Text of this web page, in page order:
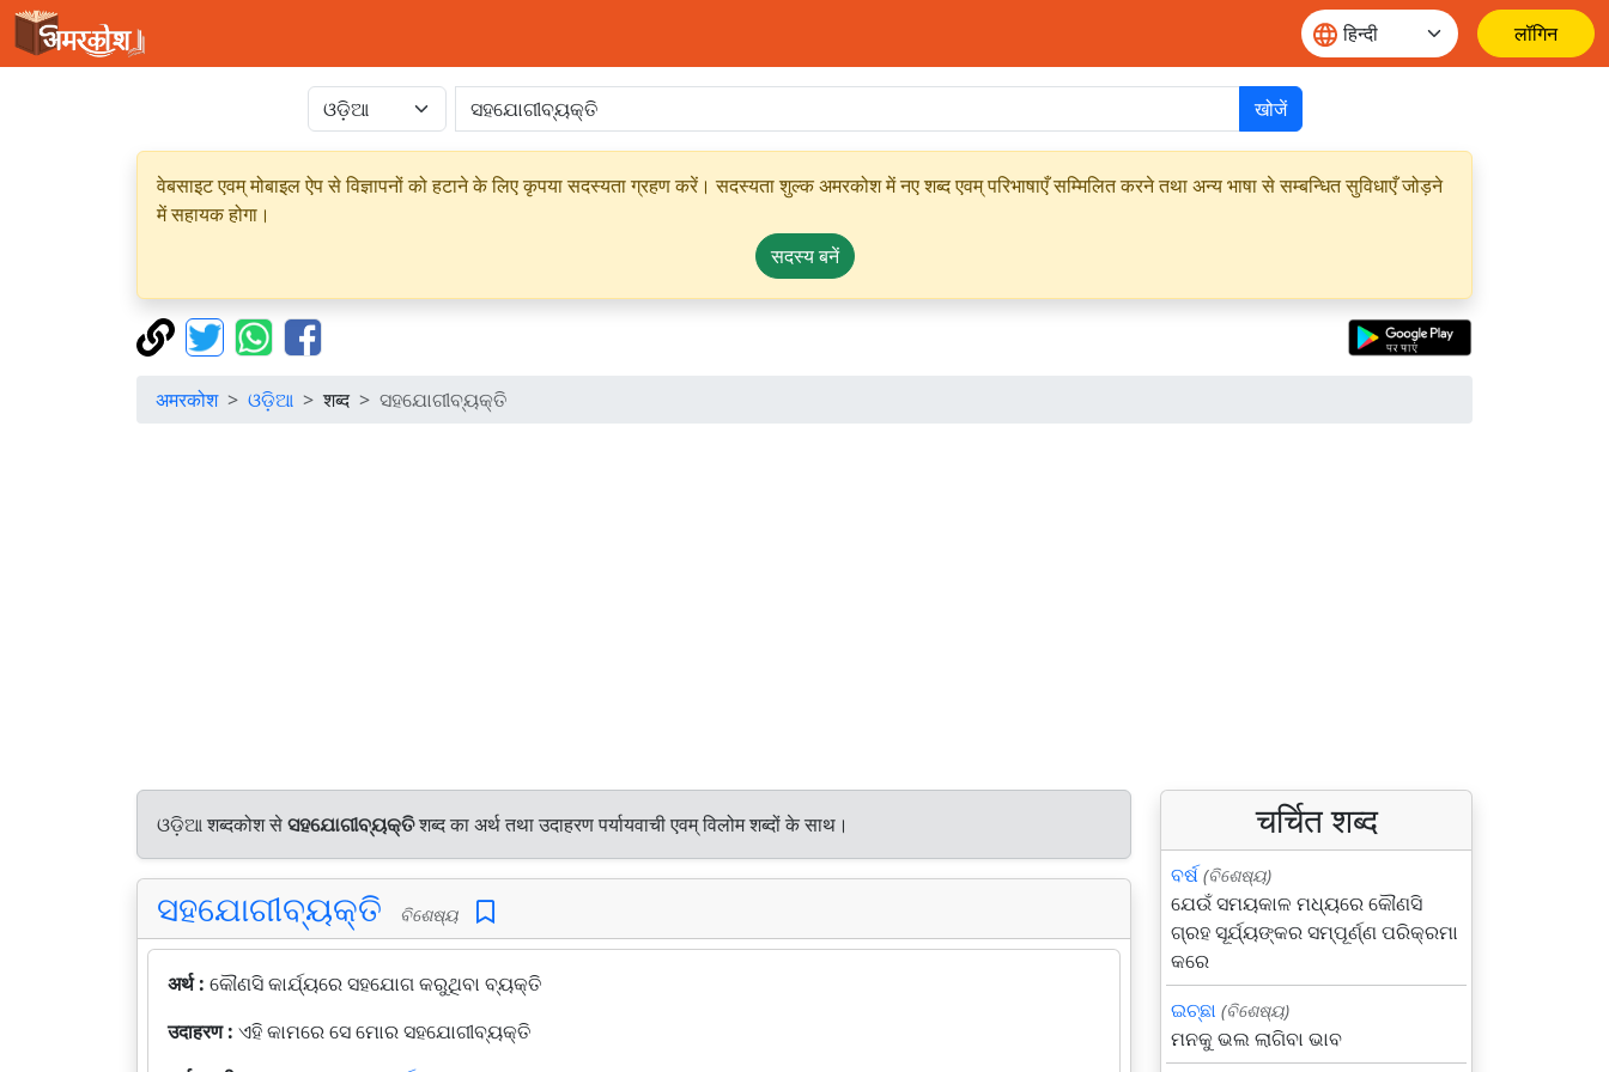
लॉगिन
खोजें
वेबसाइट एवम् मोबाइल ऐप से विज्ञापनों को हटाने के लिए कृपया सदस्यता ग्रहण करें। सदस्यता शुल्क अमरकोश में नए शब्द एवम् परिभाषाएँ सम्मिलित करने तथा अन्य भाषा से सम्बन्धित सुविधाएँ जोड़ने
में सहायक होगा।
सदस्य बनें
अमरकोश ଓଡ଼ିଆ शब्द ସହଯୋଗୀବ୍ୟକ୍ତି
ଓଡ଼ିଆ शब्दकोश सेସହଯୋଗୀବ୍ୟକ୍ତିशब्द का अर्थ तथा उदाहरण पर्यायवाची एवम् विलोम शब्दों के साथ।
ସହଯୋଗୀବ୍ୟକ୍ତି ବିଶେଷ୍ୟ
अर्थ : କୌଣସି କାର୍ଯ୍ୟରେ ସହଯୋଗ କରୁଥିବା ବ୍ୟକ୍ତି
उदाहरण : ଏହି କାମରେ ସେ ମୋର ସହଯୋଗୀବ୍ୟକ୍ତି
चर्चित शब्द
ବର୍ଷ (ବିଶେଷ୍ୟ)
ଯେଉଁ ସମୟକାଳ ମଧ୍ୟରେ କୌଣସି
ଗ୍ରହ ସୂର୍ଯ୍ୟଙ୍କର ସମ୍ପୂର୍ଣ୍ଣ ପରିକ୍ରମା
କରେ
ଇଚ୍ଛା (ବିଶେଷ୍ୟ)
ମନକୁ ଭଲ ଲାଗିବା ଭାବ